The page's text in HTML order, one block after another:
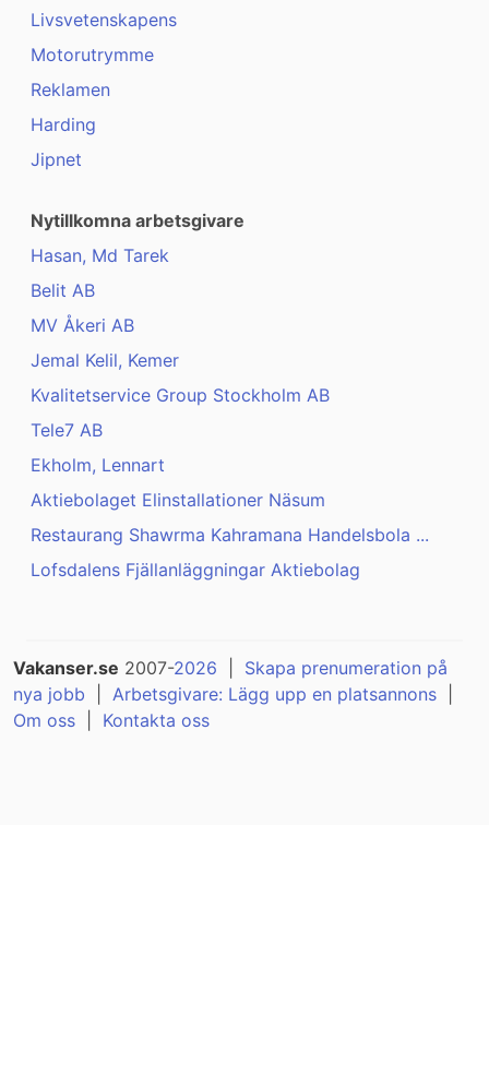
Livsvetenskapens
Motorutrymme
Reklamen
Harding
Jipnet
Nytillkomna arbetsgivare
Hasan, Md Tarek
Belit AB
MV Åkeri AB
Jemal Kelil, Kemer
Kvalitetservice Group Stockholm AB
Tele7 AB
Ekholm, Lennart
Aktiebolaget Elinstallationer Näsum
Restaurang Shawrma Kahramana Handelsbola ...
Lofsdalens Fjällanläggningar Aktiebolag
Vakanser.se 2007-2026
Skapa prenumeration på
nya jobb
Arbetsgivare: Lägg upp en platsannons
Om oss
Kontakta oss